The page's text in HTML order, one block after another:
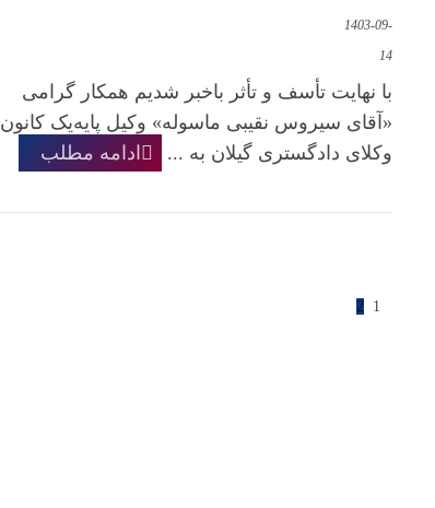
1403-09-
14
با نهایت تأسف و تأثر باخبر شدیم همکار گرامی
«آقای سیروس نقیبی ماسوله» وکیل پایه‌یک کانون
وکلای دادگستری گیلان به ...
ادامه مطلب
1
2